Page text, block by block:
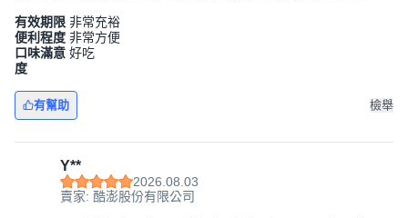
有效期限 非常充裕
便利程度 非常方便
口味滿意
度
好吃
有幫助 檢舉
Y**
2026.08.03
賣家: 酷澎股份有限公司